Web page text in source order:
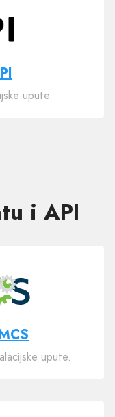
upute.
i API
upute.